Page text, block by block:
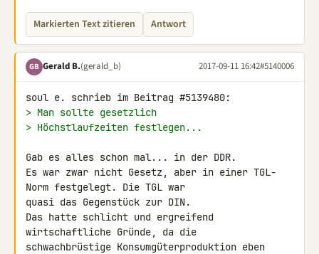
Markierten Text zitieren Antwort
GB Gerald B.(gerald_b) 2017-09-11 16:42#5140006
> Man sollte gesetzlich
> Höchstlaufzeiten festlegen...
Gab es alles schon mal... in der DDR.
Es war zwar nicht Gesetz, aber in einer TGL-
Norm festgelegt. Die TGL war
quasi das Gegenstück zur DIN.
Das hatte schlicht und ergreifend
wirtschaftliche Gründe, da die
schwachbrüstige Konsumgüterproduktion eben